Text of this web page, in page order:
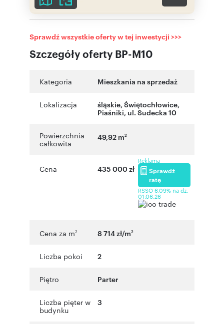
Szczegóły oferty BP-M10
Sprawdź wszystkie oferty w tej inwestycji >>>
Kategoria Mieszkania na sprzedaż
Lokalizacja śląskie, Świętochłowice,
Piaśniki, ul. Sudecka 10
Powierzchnia
całkowita
49,92 m2
Cena 435 000 zł
Reklama
Sprawdź
ratę
RSSO 6,09% na dz.
01.06.26
Cena za m2 8 714 zł/m2
Liczba pokoi 2
Piętro Parter
Liczba pięter w
budynku
3